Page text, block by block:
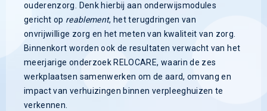
ouderenzorg. Denk hierbij aan onderwijsmodules
gericht op reablement, het terugdringen van
onvrijwillige zorg en het meten van kwaliteit van zorg.
Binnenkort worden ook de resultaten verwacht van het
meerjarige onderzoek RELOCARE, waarin de zes
werkplaatsen samenwerken om de aard, omvang en
impact van verhuizingen binnen verpleeghuizen te
verkennen.